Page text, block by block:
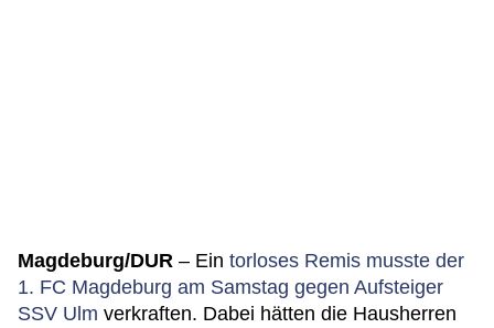
Magdeburg/DUR – Ein torloses Remis musste der
1. FC Magdeburg am Samstag gegen Aufsteiger
SSV Ulm verkraften. Dabei hätten die Hausherren